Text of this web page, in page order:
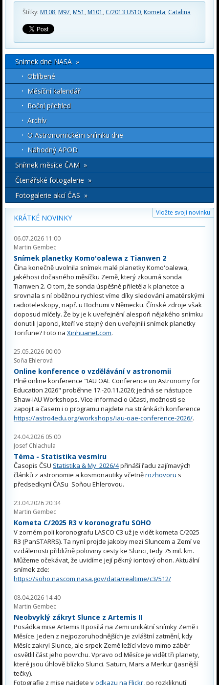
Štítky: M108, M97, M51 , M101 , C/2013 US10, Kometa, Catalina
Snímek dne NASA »
Oblíbené
Měsíční kalendář
Roční přehled
Archív
O Astronomickém snímku dne
Náhodný APOD
Snímek měsíce ČAM »
Čtenářské fotogalerie »
Fotogalerie akcí ČAS »
Vložte svoji novinku
KRÁTKÉ NOVINKY
06.07.2026 11:00
Martin Gembec
Snímek planetky Komo'oalewa z Tianwen 2
Čína konečně uvolnila snímek malé planetky Komo'oalewa,
jakéhosi dočasného měsíčku Země, který zkoumá sonda
Tianwen 2. O tom, že sonda úspěšně přiletěla k planetce a
srovnala s ní oběžnou rychlost víme díky sledování amatérskými
radioteleskopy, např. u Bochumi v Německu. Čínské zdroje však
doposud mlčely. Že by je k uveřejnění alespoň nějakého snímku
donutili Japonci, kteří ve stejný den uveřejnili snímek planetky
Torifune? Foto na Xinhuanet.com.
25.05.2026 00:00
Soňa Ehlerová
Online konference o vzdělávání v astronomii
Plně online konference "IAU OAE Conference on Astronomy for
Education 2026" proběhne 17.-20.11.2026; jedná se nástupce
Shaw-IAU Workshops. Více informací o účasti, možnosti se
zapojit a časem i o programu najdete na stránkách konference
https://astro4edu.org/workshops/iau-oae-conference-2026/.
24.04.2026 05:00
Josef Chlachula
Téma - Statistika vesmíru
Časopis ČSU Statistika & My 2026/4přináší řadu zajímavých
článků z astronomie a kosmonautiky včetněrozhovoru s
předsedkyní ČASu Soňou Ehlerovou.
23.04.2026 20:34
Martin Gembec
Kometa C/2025 R3 v koronografu SOHO
V zorném poli koronografu LASCO C3 už je vidět kometa C/2025
R3 (PanSTARRS). Ta nyní projde jakoby mezi Sluncem a Zemí ve
vzdálenosti přibližně poloviny cesty ke Slunci, tedy 75 mil. km.
Můžeme očekávat, že uvidíme její pěkný iontový ohon. Aktuální
snímek zde:
https://soho.nascom.nasa.gov/data/realtime/c3/512/
08.04.2026 14:40
Martin Gembec
Neobvyklý zákryt Slunce z Artemis II
Posádka mise Artemis II posílá na Zemi unikátní snímky Země i
Měsíce. Jeden z nejpozoruhodnějších je zvláštní zatmění, kdy
Měsíc zakryl Slunce, ale srpek Země ležící vlevo mimo záběr
osvětlil část jeho povrchu. Vpravo od Měsíce je vidět tři planety,
které jsou úhlově blízko Slunci. Saturn, Mars a Merkur (jasnější
tečky).
Fotografie z mise najdete vodkazu na Flickr, po rozkliknutí